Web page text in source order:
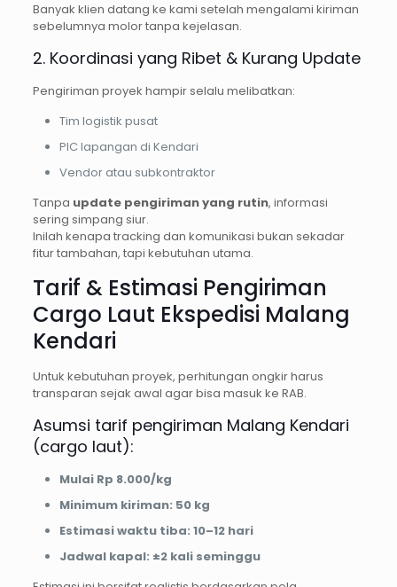
Banyak klien datang ke kami setelah mengalami kiriman
sebelumnya molor tanpa kejelasan.
2. Koordinasi yang Ribet & Kurang Update
Pengiriman proyek hampir selalu melibatkan:
Tim logistik pusat
PIC lapangan di Kendari
Vendor atau subkontraktor
Tanpa update pengiriman yang rutin, informasi
sering simpang siur.
Inilah kenapa tracking dan komunikasi bukan sekadar
fitur tambahan, tapi kebutuhan utama.
Tarif & Estimasi Pengiriman
Cargo Laut Ekspedisi Malang
Kendari
Untuk kebutuhan proyek, perhitungan ongkir harus
transparan sejak awal agar bisa masuk ke RAB.
Asumsi tarif pengiriman Malang Kendari
(cargo laut):
Mulai Rp 8.000/kg
Minimum kiriman: 50 kg
Estimasi waktu tiba: 10–12 hari
Jadwal kapal: ±2 kali seminggu